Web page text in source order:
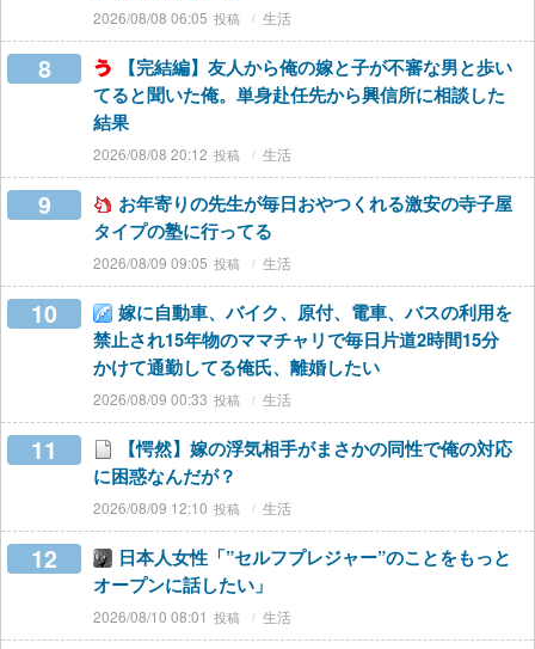
2026/08/08 06:05 生活
8
【完結編】友人から俺の嫁と子が不審な男と歩い
てると聞いた俺。単身赴任先から興信所に相談した
結果
2026/08/08 20:12 生活
9
お年寄りの先生が毎日おやつくれる激安の寺子屋
タイプの塾に行ってる
2026/08/09 09:05 生活
10
嫁に自動車、バイク、原付、電車、バスの利用を
禁止され15年物のママチャリで毎日片道2時間15分
かけて通勤してる俺氏、離婚したい
2026/08/09 00:33 生活
11
【愕然】嫁の浮気相手がまさかの同性で俺の対応
に困惑なんだが？
2026/08/09 12:10 生活
12
日本人女性「”セルフプレジャー”のことをもっと
オープンに話したい」
2026/08/10 08:01 生活